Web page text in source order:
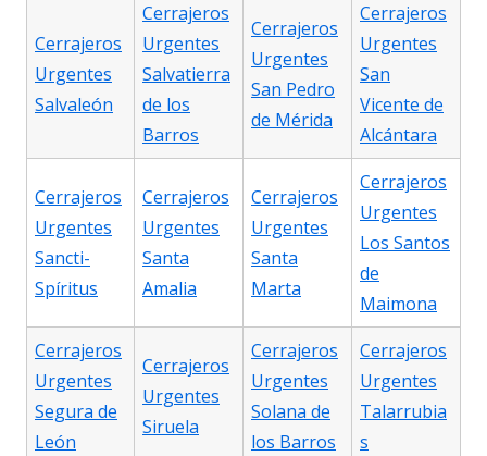
Cerrajeros
Urgentes
Salvaleón
Cerrajeros
Urgentes
Salvatierra
de los
Barros
Cerrajeros
Urgentes
San Pedro
de Mérida
Cerrajeros
Urgentes
San
Vicente de
Alcántara
Cerrajeros
Urgentes
Sancti-
Spíritus
Cerrajeros
Urgentes
Santa
Amalia
Cerrajeros
Urgentes
Santa
Marta
Cerrajeros
Urgentes
Los Santos
de
Maimona
Cerrajeros
Urgentes
Segura de
León
Cerrajeros
Urgentes
Siruela
Cerrajeros
Urgentes
Solana de
los Barros
Cerrajeros
Urgentes
Talarrubia
s